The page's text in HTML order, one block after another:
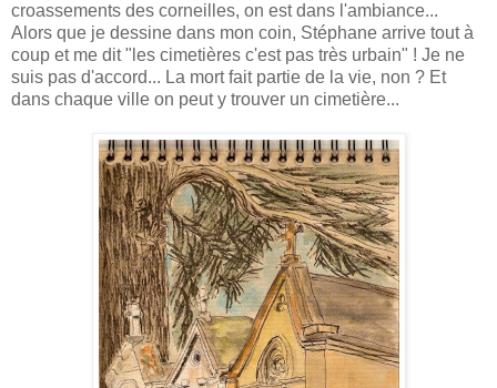
croassements des corneilles, on est dans l'ambiance...
Alors que je dessine dans mon coin, Stéphane arrive tout à
coup et me dit "les cimetières c'est pas très urbain" ! Je ne
suis pas d'accord... La mort fait partie de la vie, non ? Et
dans chaque ville on peut y trouver un cimetière...